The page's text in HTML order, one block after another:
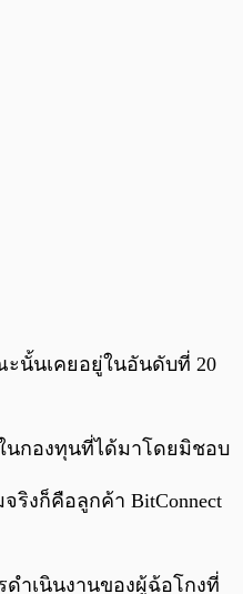
นั้นเคยอยู่ในอันดับที่ 20
นกองทุนที่ได้มาโดยมิชอบ
ริงก็คือลูกค้า BitConnect
ำเนินงานของผู้ฉ้อโกงที่